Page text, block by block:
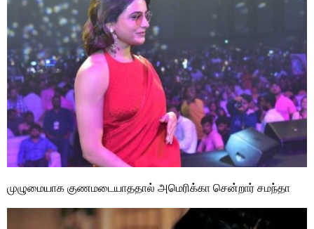
முழுமையாக குணமடையாததால் அமெரிக்கா சென்றார் சமந்தா